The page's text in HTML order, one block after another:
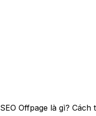
SEO Offpage là gì?